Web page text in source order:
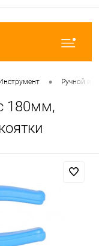
• Ручной
180мм,